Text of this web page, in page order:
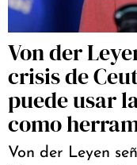
Von der
crisis de
puede usar
como
Von der Leyen